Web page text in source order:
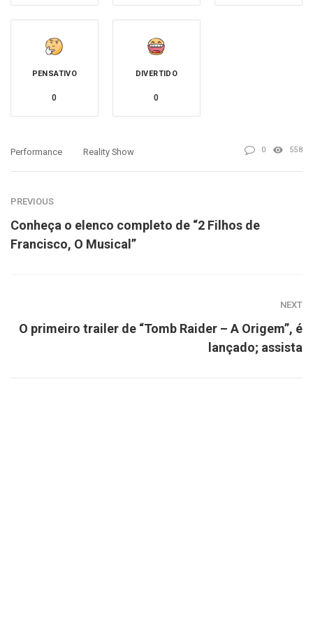
PENSATIVO
0
DIVERTIDO
0
Performance Reality Show 0 558
PREVIOUS
Conheça o elenco completo de “2 Filhos de
Francisco, O Musical”
NEXT
O primeiro trailer de “Tomb Raider – A Origem”, é
lançado; assista